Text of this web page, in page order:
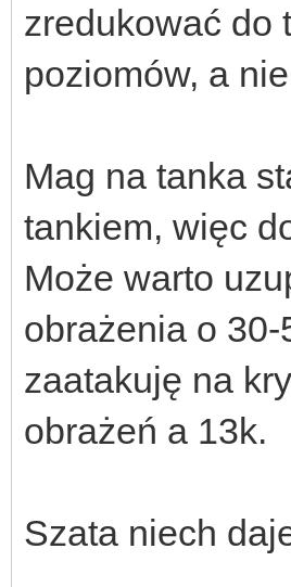
zredukować do
poziomów, a
Mag na tanka
tankiem, więc
Może warto
obrażenia o
zaatakuję na
obrażeń a 13k.
Szata niech